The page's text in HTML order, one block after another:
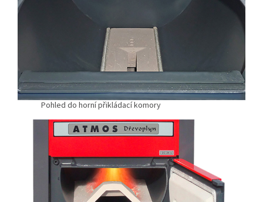
Pohled do horní přikládací komory